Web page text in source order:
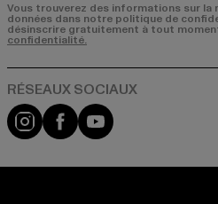
Vous trouverez des informations sur
données dans notre politique de
désinscrire gratuitement à tout
confidentialité.
Visit our Instagram page:
Visit our Facebook
Visit our